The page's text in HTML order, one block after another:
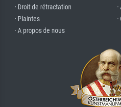
· Droit de rétractation
· Plaintes
· A propos de nous